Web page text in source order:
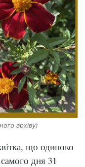
архіву)
що одиноко
дня 31